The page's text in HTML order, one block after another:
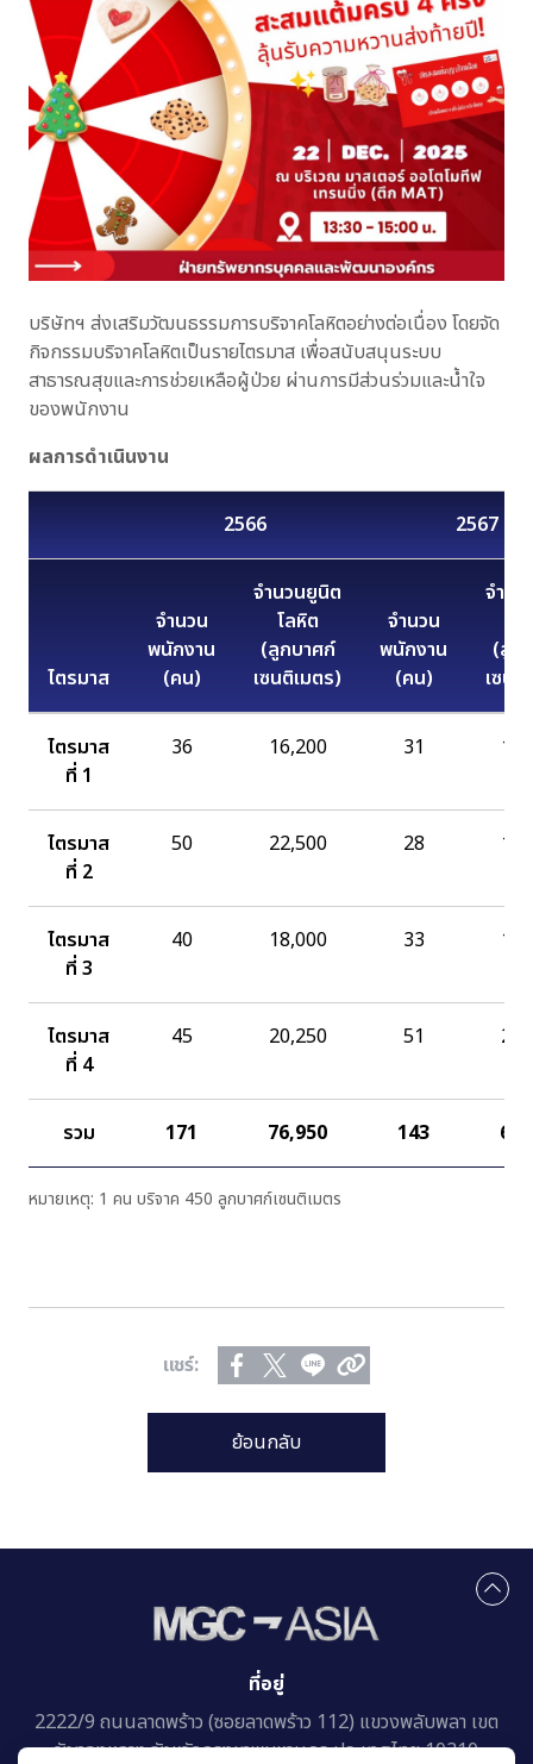
บริษัทฯ ส่งเสริมวัฒนธรรมการบริจาคโลหิตอย่างต่อเนื่อง โดยจัด
กิจกรรมบริจาคโลหิตเป็นรายไตรมาส เพื่อสนับสนุนระบบ
สาธารณสุขและการช่วยเหลือผู้ป่วย ผ่านการมีส่วนร่วมและน้ำใจ
ของพนักงาน
ผลการดำเนินงาน
2566 2567
ไตรมาส
จำนวน
พนักงาน
(คน)
จำนวนยูนิต
โลหิต
(ลูกบาศก์
เซนติเมตร)
จำนวน
พนักงาน
(คน)
จำน
(ลูก
เซนติ
ไตรมาส
ที่ 1
36 16,200 31
ไตรมาส
ที่ 2
50 22,500 28
ไตรมาส
ที่ 3
40 18,000 33
ไตรมาส
ที่ 4
45 20,250 51
รวม 171 76,950 143
หมายเหตุ: 1 คน บริจาค 450 ลูกบาศก์เซนติเมตร
ย้อนกลับ
แชร์:
ที่อยู่
2222/9 ถนนลาดพร้าว (ซอยลาดพร้าว 112) แขวงพลับพลา เขต
วังทองหลางจังหวัดกรุงเทพมหานคร ประเทศไทย 10310